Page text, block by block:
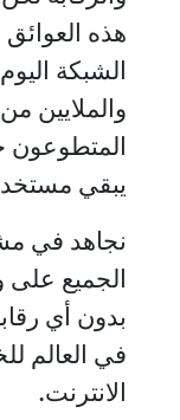
هذه العوائق
الشبكة اليوم
والملايين
المتطوعون
يبقي
نجاهد في
الجميع على
بدون أي
في العالم
الانترنت.